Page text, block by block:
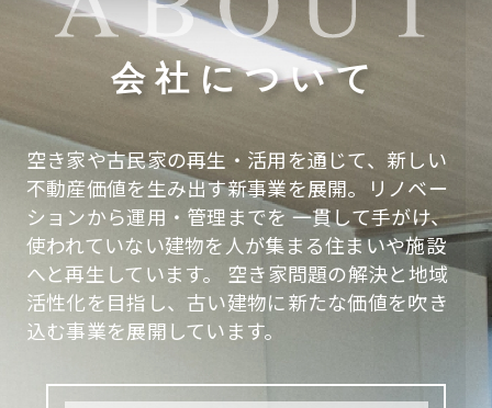
会社について
空き家や古民家の再生・活用を通じて、新しい
不動産価値を生み出す新事業を展開。リノベー
ションから運用・管理までを一貫して手がけ、
使われていない建物を人が集まる住まいや施設
へと再生しています。
空き家問題の解決と地域
活性化を目指し、古い建物に新たな価値を吹き
込む事業を展開しています。